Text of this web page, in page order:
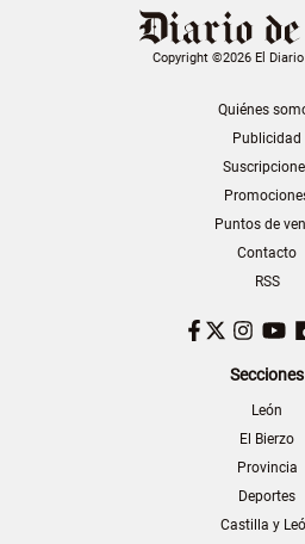
Copyright ©2026 El Diario
Quiénes
Publicidad
Puntos de
Contacto
RSS
Facebook
Twitter
Secciones
León
El Bierzo
Provincia
Deportes
Castilla y